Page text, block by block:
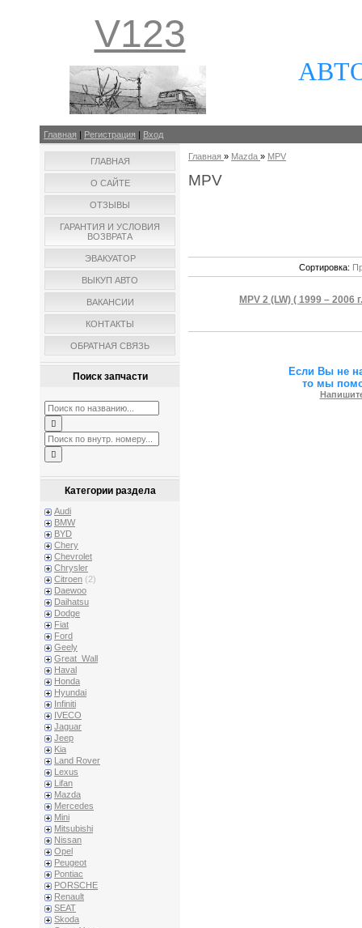
V123
Главная | Регистрация | Вход
ГЛАВНАЯ
О САЙТЕ
ОТЗЫВЫ
ГАРАНТИЯ И УСЛОВИЯ
ВОЗВРАТА
ЭВАКУАТОР
ВЫКУП АВТО
ВАКАНСИИ
КОНТАКТЫ
ОБРАТНАЯ СВЯЗЬ
Поиск запчасти
Категории раздела
Audi
BMW
BYD
Chery
Chevrolet
Chrysler
Citroen (2)
Daewoo
Daihatsu
Dodge
Fiat
Ford
Geely
Great_Wall
Haval
Honda
Hyundai
Infiniti
IVECO
Jaguar
Jeep
Kia
Land Rover
Lexus
Lifan
Mazda
Mercedes
Mini
Mitsubishi
Nissan
Opel
Peugeot
Pontiac
PORSCHE
Renault
SEAT
Skoda
Главная » Mazda » MPV
MPV
Сортировка:
MPV 2 (LW) ( 1999 – 2006
Если Вы не
то мы